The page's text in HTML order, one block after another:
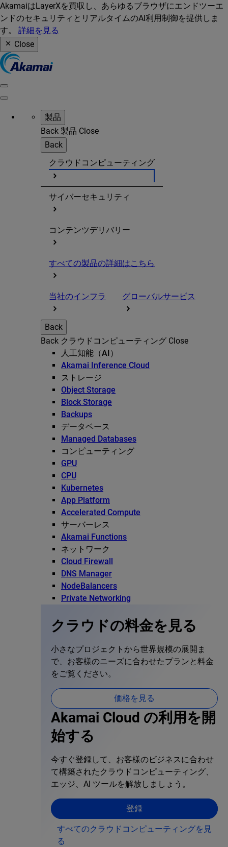
AkamaiはLayerXを買収し、あらゆるブラウザにエンドツーエ
ンドのセキュリティとリアルタイムのAI利用制御を提供しま
す。 詳細を見る
Close
製品
Back 製品 Close
Back
クラウドコンピューティング
サイバーセキュリティ
コンテンツデリバリー
すべての製品の詳細はこちら
当社のインフラ グローバルサービス
Back
Back クラウドコンピューティング Close
人工知能（AI）
Akamai Inference Cloud
ストレージ
Object Storage
Block Storage
Backups
データベース
Managed Databases
コンピューティング
GPU
CPU
Kubernetes
App Platform
Accelerated Compute
サーバーレス
Akamai Functions
ネットワーク
Cloud Firewall
DNS Manager
NodeBalancers
Private Networking
クラウドの料金を見る
小さなプロジェクトから世界規模の展開ま
で、お客様のニーズに合わせたプランと料金
をご覧ください。
価格を見る
Akamai Cloud の利用を開
始する
今すぐ登録して、お客様のビジネスに合わせ
て構築されたクラウドコンピューティング、
エッジ、AI ツールを解放しましょう。
登録
すべてのクラウドコンピューティングを見
る